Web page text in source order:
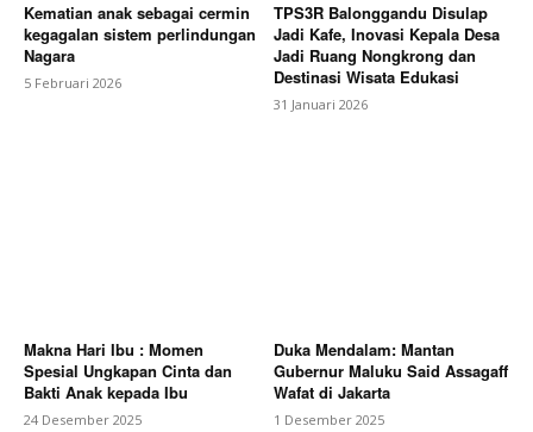
Kematian anak sebagai cermin
kegagalan sistem perlindungan
Nagara
5 Februari 2026
TPS3R Balonggandu Disulap
Jadi Kafe, Inovasi Kepala Desa
Jadi Ruang Nongkrong dan
Destinasi Wisata Edukasi
31 Januari 2026
Makna Hari Ibu : Momen
Spesial Ungkapan Cinta dan
Bakti Anak kepada Ibu
24 Desember 2025
Duka Mendalam: Mantan
Gubernur Maluku Said Assagaff
Wafat di Jakarta
1 Desember 2025